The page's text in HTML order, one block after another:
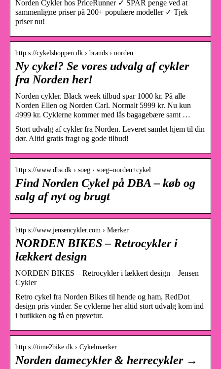
Norden Cykler hos PriceRunner ✓ SPAR penge ved at
sammenligne priser på 200+ populære modeller ✓ Tjek
priser nu!
http s://cykelshoppen.dk › brands › norden
Ny cykel? Se vores udvalg af cykler
fra Norden her!
Norden cykler. Black week tilbud spar 1000 kr. På alle
Norden Ellen og Norden Carl. Normalt 5999 kr. Nu kun
4999 kr. Cyklerne kommer med lås bagagebære samt …
Stort udvalg af cykler fra Norden. Leveret samlet hjem til din
dør. Altid gratis fragt og gode tilbud!
http s://www.dba.dk › soeg › soeg=norden+cykel
Find Norden Cykel på DBA – køb og
salg af nyt og brugt
http s://www.jensencykler.com › Mærker
NORDEN BIKES – Retrocykler i
lækkert design
NORDEN BIKES – Retrocykler i lækkert design – Jensen
Cykler
Retro cykel fra Norden Bikes til hende og ham, RedDot
design pris vinder. Se cyklerne her altid stort udvalg kom ind
i butikken og få en prøvetur.
http s://time2bike.dk › Cykelmærker
Norden damecykler & herrecykler →